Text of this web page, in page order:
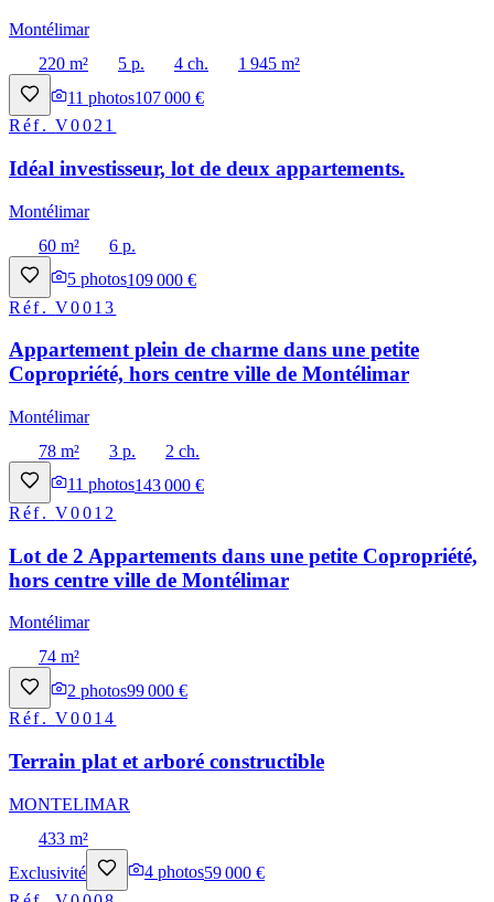
Montélimar
220 m²
5 p. 4 ch.
1 945 m²
11 photos107 000 €
Réf.V0021
Idéal investisseur, lot de deux appartements.
Montélimar
60 m²
6 p.
5 photos109 000 €
Réf.V0013
Appartement plein de charme dans une petite
Copropriété, hors centre ville de Montélimar
Montélimar
78 m²
3 p.
2 ch.
11 photos143 000 €
Réf.V0012
Lot de 2 Appartements dans une petite Copropriété,
hors centre ville de Montélimar
Montélimar
74 m²
2 photos99 000 €
Réf.V0014
Terrain plat et arboré constructible
MONTELIMAR
433 m²
Exclusivité
4 photos59 000 €